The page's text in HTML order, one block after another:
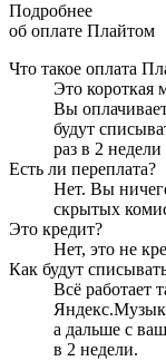
Подробнее
об оплате Плайтом
Что такое оплата
Это короткая
Вы
будут
раз в 2 недели
Есть ли переплата?
Нет. Вы
скрытых
Это кредит?
Нет, это не
Как будут
Всё работает
а дальше с
в 2 недели.